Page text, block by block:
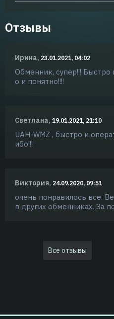
Отзывы
Ирина, 23.01.2021, 04:02
Обменник, супер!!! Быстро
о и понятно!!!!
Светлана, 19.01.2021, 21:10
UAH-WMZ , быстро и
ибо!!!
Виктория, 24.09.2020, 09:51
очень понравилось все.
в других обменниках. За
Все отзывы